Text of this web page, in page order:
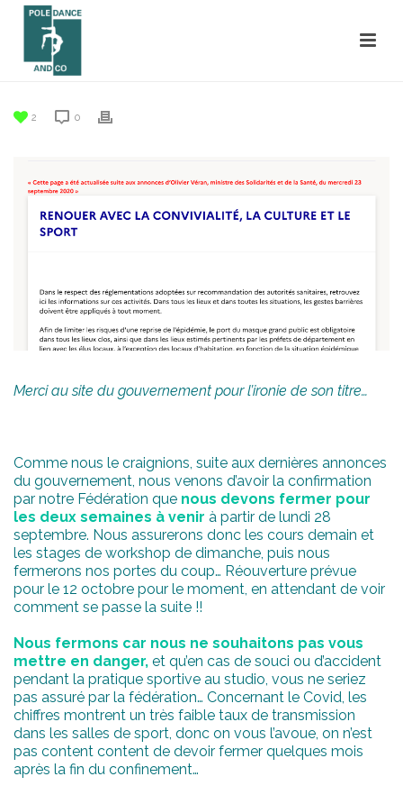
2 0
Merci au site du gouvernement pour l’ironie de son titre…
Comme nous le craignions, suite aux dernières annonces
du gouvernement, nous venons d’avoir la confirmation
par notre Fédération que nous devons fermer pour
les deux semaines à venir à partir de lundi 28
septembre. Nous assurerons donc les cours demain et
les stages de workshop de dimanche, puis nous
fermerons nos portes du coup… Réouverture prévue
pour le 12 octobre pour le moment, en attendant de voir
comment se passe la suite !!
Nous fermons car nous ne souhaitons pas vous
mettre en danger, et qu’en cas de souci ou d’accident
pendant la pratique sportive au studio, vous ne seriez
pas assuré par la fédération… Concernant le Covid, les
chiffres montrent un très faible taux de transmission
dans les salles de sport, donc on vous l’avoue, on n’est
pas content content de devoir fermer quelques mois
après la fin du confinement…